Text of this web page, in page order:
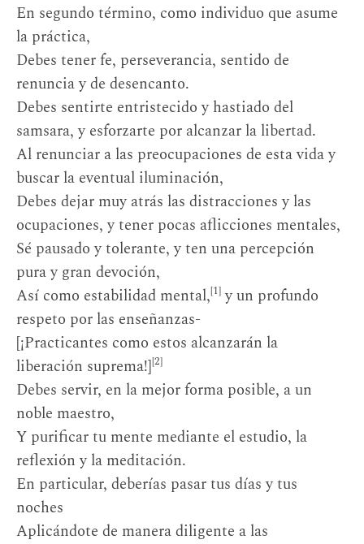
En segundo término, como individuo que asume
la práctica,
Debes tener fe, perseverancia, sentido de
renuncia y de desencanto.
Debes sentirte entristecido y hastiado del
samsara, y esforzarte por alcanzar la libertad.
Al renunciar a las preocupaciones de esta vida y
buscar la eventual iluminación,
Debes dejar muy atrás las distracciones y las
ocupaciones, y tener pocas aflicciones mentales,
Sé pausado y tolerante, y ten una percepción
pura y gran devoción,
Así como estabilidad mental,[1] y un profundo
respeto por las enseñanzas-
[¡Practicantes como estos alcanzarán la
liberación suprema!][2]
Debes servir, en la mejor forma posible, a un
noble maestro,
Y purificar tu mente mediante el estudio, la
reflexión y la meditación.
En particular, deberías pasar tus días y tus
noches
Aplicándote de manera diligente a las